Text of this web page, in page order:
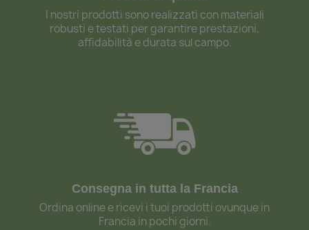
I nostri prodotti sono realizzati con materiali
robusti e testati per garantire prestazioni,
affidabilità e durata sul campo.
Consegna in tutta la Francia
Ordina online e ricevi i tuoi prodotti ovunque in
Francia in pochi giorni.